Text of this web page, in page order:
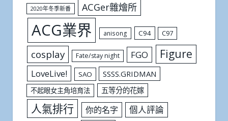
2020年冬季新番 ACGer雜燴所
ACG業界 anisong C94 C97
cosplay Fate/stay night FGO Figure
LoveLive! SAO SSSS.GRIDMAN
不起眼女主角培育法 五等分的花嫁
人氣排行 你的名字 個人評論